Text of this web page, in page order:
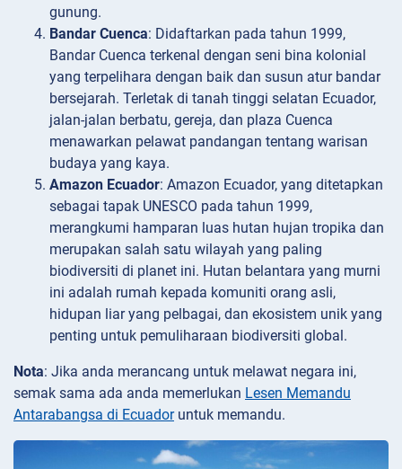
gunung.
Bandar Cuenca: Didaftarkan pada tahun 1999,
Bandar Cuenca terkenal dengan seni bina kolonial
yang terpelihara dengan baik dan susun atur bandar
bersejarah. Terletak di tanah tinggi selatan Ecuador,
jalan-jalan berbatu, gereja, dan plaza Cuenca
menawarkan pelawat pandangan tentang warisan
budaya yang kaya.
Amazon Ecuador: Amazon Ecuador, yang ditetapkan
sebagai tapak UNESCO pada tahun 1999,
merangkumi hamparan luas hutan hujan tropika dan
merupakan salah satu wilayah yang paling
biodiversiti di planet ini. Hutan belantara yang murni
ini adalah rumah kepada komuniti orang asli,
hidupan liar yang pelbagai, dan ekosistem unik yang
penting untuk pemuliharaan biodiversiti global.
Nota: Jika anda merancang untuk melawat negara ini,
semak sama ada anda memerlukan Lesen Memandu
Antarabangsa di Ecuadoruntuk memandu.